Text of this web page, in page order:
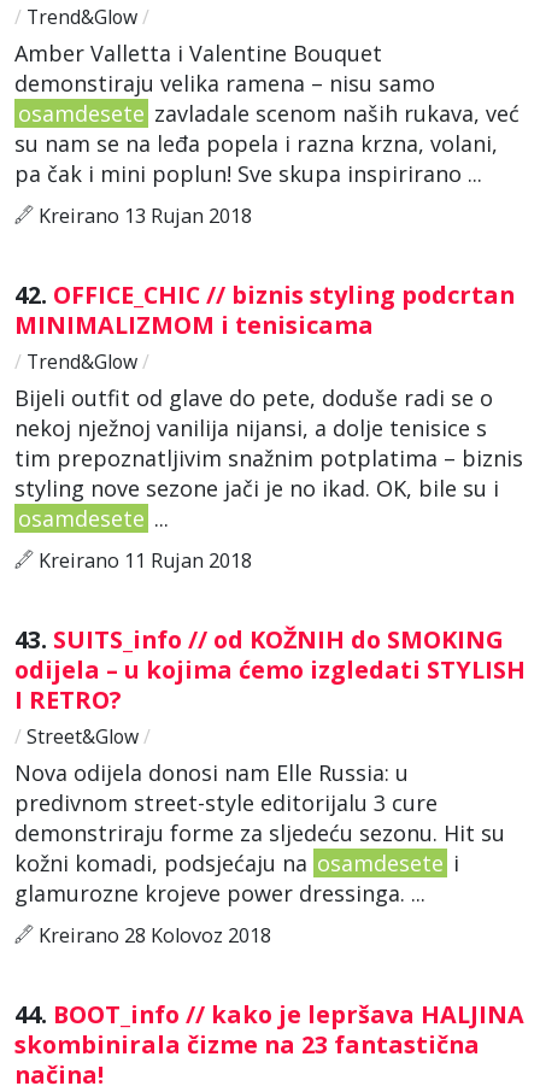
/ Trend&Glow/
Amber Valletta i Valentine Bouquet
demonstiraju velika ramena – nisu samo
osamdesete zavladale scenom naših rukava, već
su nam se na leđa popela i razna krzna, volani,
pa čak i mini poplun! Sve skupa inspirirano ...
Kreirano 13 Rujan 2018
42. OFFICE_CHIC // biznis styling podcrtan
MINIMALIZMOM i tenisicama
/ Trend&Glow/
Bijeli outfit od glave do pete, doduše radi se o
nekoj nježnoj vanilija nijansi, a dolje tenisice s
tim prepoznatljivim snažnim potplatima – biznis
styling nove sezone jači je no ikad. OK, bile su i
osamdesete ...
Kreirano 11 Rujan 2018
43. SUITS_info // od KOŽNIH do SMOKING
odijela – u kojima ćemo izgledati STYLISH
I RETRO?
/ Street&Glow/
Nova odijela donosi nam Elle Russia: u
predivnom street-style editorijalu 3 cure
demonstriraju forme za sljedeću sezonu. Hit su
kožni komadi, podsjećaju na osamdesete i
glamurozne krojeve power dressinga. ...
Kreirano 28 Kolovoz 2018
44. BOOT_info // kako je lepršava HALJINA
skombinirala čizme na 23 fantastična
načina!